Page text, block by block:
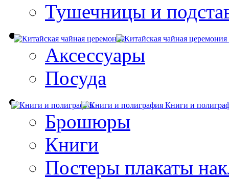
Тушечницы и
Аксессуары
Посуда
Книги и
Брошюры
Книги
Постеры плакаты